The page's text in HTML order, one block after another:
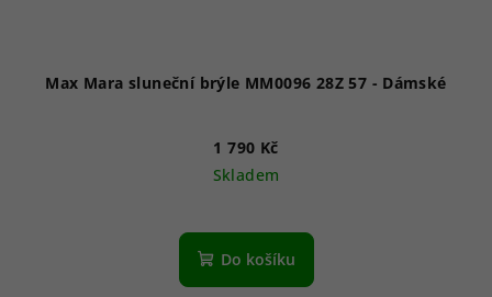
Max Mara sluneční brýle MM0096 28Z 57 - Dámské
1 790 Kč
Skladem
Do košíku